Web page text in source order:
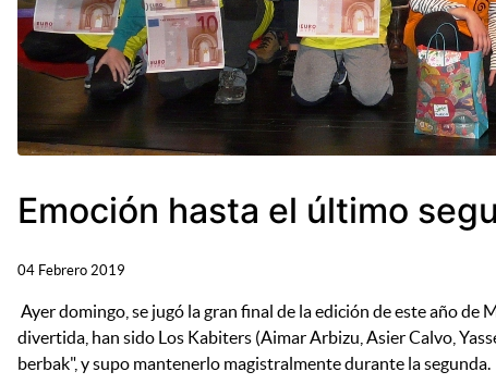
Emoción hasta el último
04 Febrero 2019
Ayer domingo, se jugó la gran final de la edición de este año
divertida, han sido Los Kabiters (Aimar Arbizu, Asier Calvo,
berbak", y supo mantenerlo magistralmente durante la segunda.